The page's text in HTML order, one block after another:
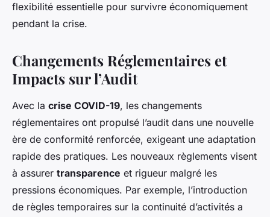
flexibilité essentielle pour survivre économiquement
pendant la crise.
Changements Réglementaires et
Impacts sur l’Audit
Avec la crise COVID-19, les changements
réglementaires ont propulsé l’audit dans une nouvelle
ère de conformité renforcée, exigeant une adaptation
rapide des pratiques. Les nouveaux règlements visent
à assurer transparence et rigueur malgré les
pressions économiques. Par exemple, l’introduction
de règles temporaires sur la continuité d’activités a